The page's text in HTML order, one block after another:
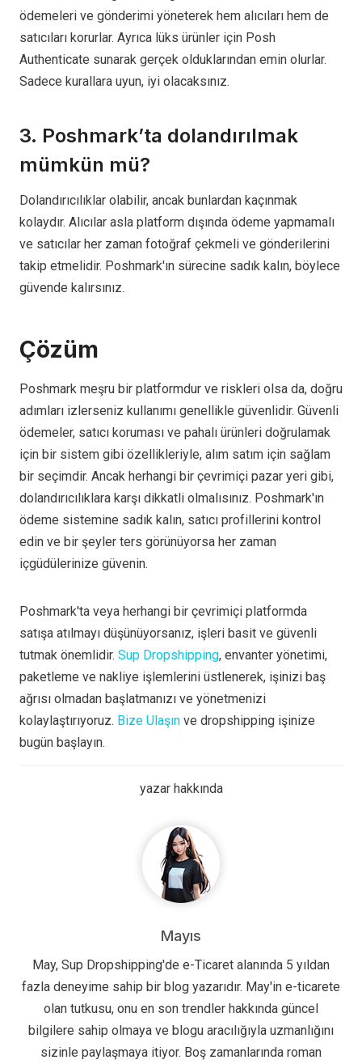
ödemeleri ve gönderimi yöneterek hem alıcıları hem de
satıcıları korurlar. Ayrıca lüks ürünler için Posh
Authenticate sunarak gerçek olduklarından emin olurlar.
Sadece kurallara uyun, iyi olacaksınız.
3. Poshmark’ta dolandırılmak
mümkün mü?
Dolandırıcılıklar olabilir, ancak bunlardan kaçınmak
kolaydır. Alıcılar asla platform dışında ödeme yapmamalı
ve satıcılar her zaman fotoğraf çekmeli ve gönderilerini
takip etmelidir. Poshmark'ın sürecine sadık kalın, böylece
güvende kalırsınız.
Çözüm
Poshmark meşru bir platformdur ve riskleri olsa da, doğru
adımları izlerseniz kullanımı genellikle güvenlidir. Güvenli
ödemeler, satıcı koruması ve pahalı ürünleri doğrulamak
için bir sistem gibi özellikleriyle, alım satım için sağlam
bir seçimdir. Ancak herhangi bir çevrimiçi pazar yeri gibi,
dolandırıcılıklara karşı dikkatli olmalısınız. Poshmark'ın
ödeme sistemine sadık kalın, satıcı profillerini kontrol
edin ve bir şeyler ters görünüyorsa her zaman
içgüdülerinize güvenin.
Poshmark'ta veya herhangi bir çevrimiçi platformda
satışa atılmayı düşünüyorsanız, işleri basit ve güvenli
tutmak önemlidir. Sup Dropshipping, envanter yönetimi,
paketleme ve nakliye işlemlerini üstlenerek, işinizi baş
ağrısı olmadan başlatmanızı ve yönetmenizi
kolaylaştırıyoruz. Bize Ulaşın ve dropshipping işinize
bugün başlayın.
yazar hakkında
Mayıs
May, Sup Dropshipping'de e-Ticaret alanında 5 yıldan
fazla deneyime sahip bir blog yazarıdır. May'in e-ticarete
olan tutkusu, onu en son trendler hakkında güncel
bilgilere sahip olmaya ve blogu aracılığıyla uzmanlığını
sizinle paylaşmaya itiyor. Boş zamanlarında roman